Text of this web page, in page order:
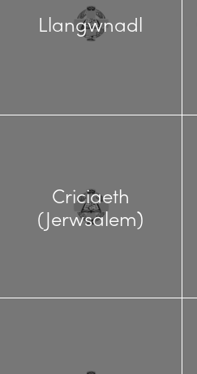
Llangwnadl
Criciaeth
(Jerwsalem)